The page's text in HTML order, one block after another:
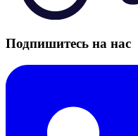
Подпишитесь на нас